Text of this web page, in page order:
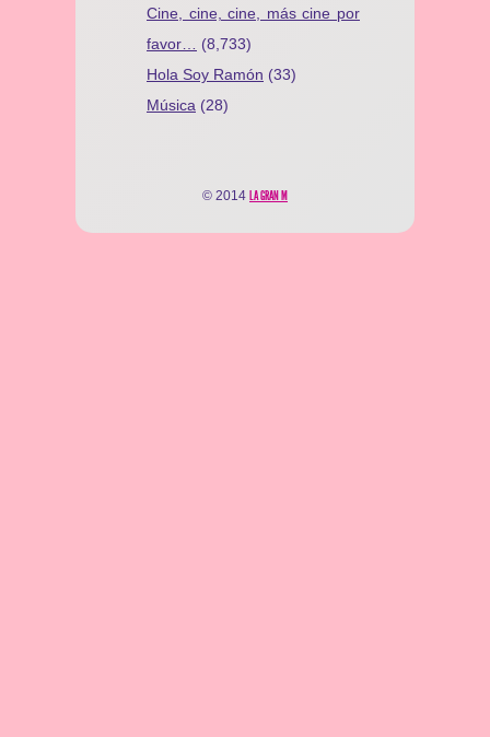
Cine, cine, cine, más cine por
favor…
(8,733)
Hola Soy Ramón (33)
Música (28)
© 2014 LA GRAN M